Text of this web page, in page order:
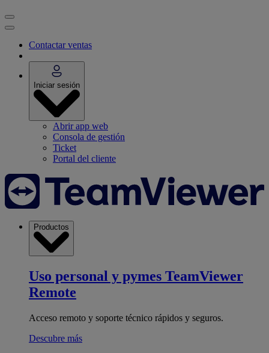
Contactar ventas
Iniciar sesión
Abrir app web
Consola de gestión
Ticket
Portal del cliente
Productos
Uso personal y pymes TeamViewer
Remote
Acceso remoto y soporte técnico rápidos y seguros.
Descubre más